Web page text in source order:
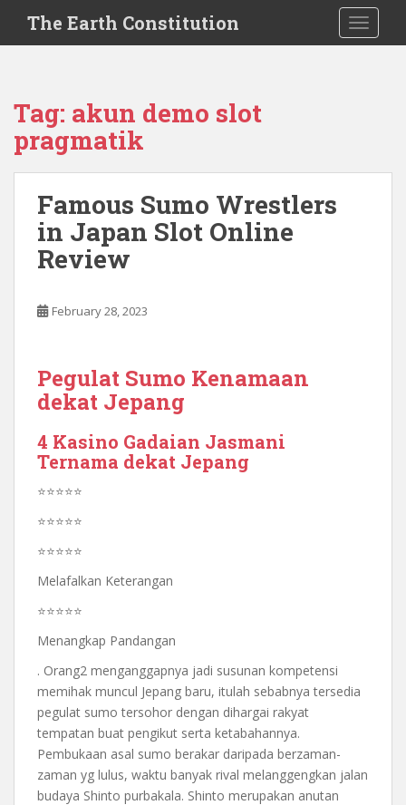
i
The Earth Constitution
Tag: akun demo slot
pragmatik
Famous Sumo Wrestlers
in Japan Slot Online
Review
February 28, 2023
Pegulat Sumo Kenamaan
dekat Jepang
4 Kasino Gadaian Jasmani
Ternama dekat Jepang
⭐⭐⭐⭐⭐
⭐⭐⭐⭐⭐
⭐⭐⭐⭐⭐
Melafalkan Keterangan
⭐⭐⭐⭐⭐
Menangkap Pandangan
. Orang2 menganggapnya jadi susunan kompetensi
memihak muncul Jepang baru, itulah sebabnya tersedia
pegulat sumo tersohor dengan dihargai rakyat
tempatan buat pengikut serta ketabahannya.
Pembukaan asal sumo berakar daripada berzaman-
zaman yg lulus, waktu banyak rival melanggengkan jalan
budaya Shinto purbakala. Shinto merupakan anutan